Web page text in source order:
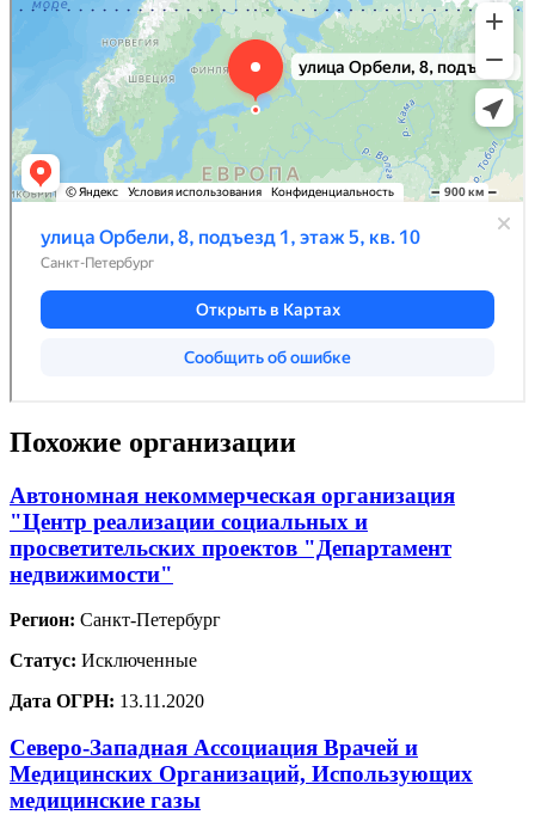
Похожие организации
Автономная некоммерческая организация
"Центр реализации социальных и
просветительских проектов "Департамент
недвижимости"
Регион: Санкт-Петербург
Статус: Исключенные
Дата ОГРН: 13.11.2020
Северо-Западная Ассоциация Врачей и
Медицинских Организаций, Использующих
медицинские газы